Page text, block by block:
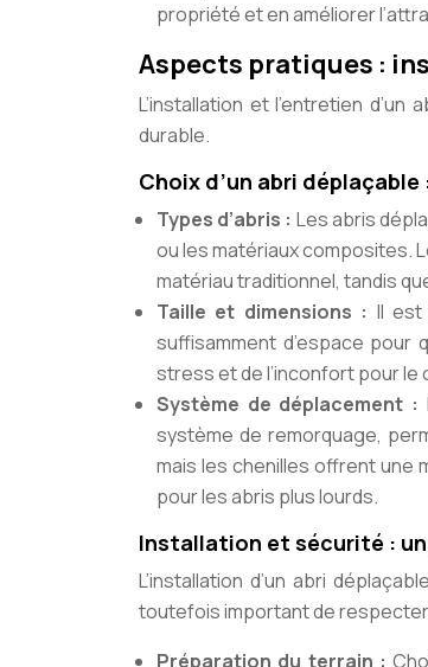
propriété et en améliorer
Aspects pratiques :
L’installation et l’entretien
durable.
Choix d’un abri
Types d’abris : Les abris
ou les matériaux composites.
matériau traditionnel, tandis
Taille et dimensions : Il est
suffisamment d’espace
stress et de l’inconfort pour le
Système de déplacement :
système de remorquage,
mais les chenilles offrent une
pour les abris plus lourds.
Installation et sécurité :
L’installation d’un abri
toutefois important de
Préparation du terrain :